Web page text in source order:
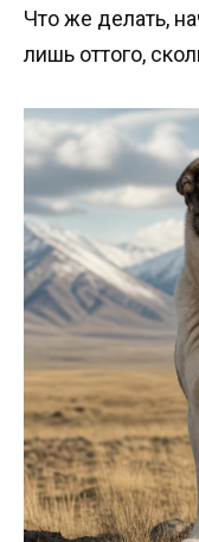
Что же делать,
лишь оттого,